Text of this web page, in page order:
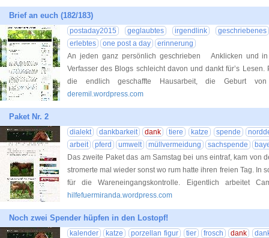
Brief an euch (182/183)
postaday2015 geglaubtes irgendlink
geschriebenes
erlebtes
one post a day
erinnerung
An jeden ganz persönlich geschrieben Anklicken
Verfasser des Blogs schleicht davon und dankt für’s
die endlich geschaffte Hausarbeit, die Geburt
deremil.wordpress.com
Paket Nr. 2
dialekt dankbarkeit dank tiere katze spende
arbeit
pferd umwelt müllvermeidung sachspende
Das zweite Paket das am Samstag bei uns eintraf, kam von
stromerte mal wieder sonst wo rum hatte ihren freien Tag. In
für die Wareneingangskontrolle. Eigentlich arbeitet
hilfefuermiranda.wordpress.com
Noch zwei Spender hüpfen in den Lostopf!
kalender katze porzellan figur tier frosch dank